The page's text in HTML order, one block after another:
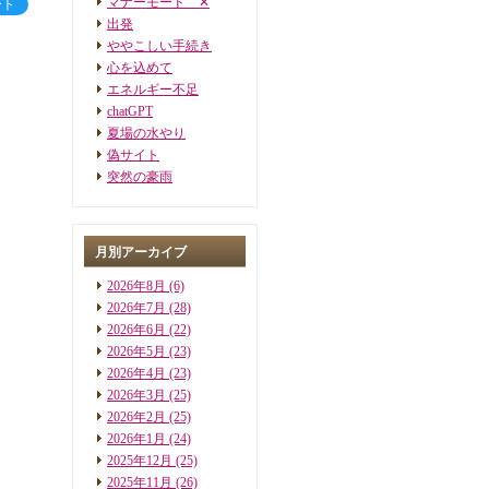
出発
ややこしい手続き
心を込めて
エネルギー不足
chatGPT
夏場の水やり
偽サイト
突然の豪雨
月別アーカイブ
2026年8月 (6)
2026年7月 (28)
2026年6月 (22)
2026年5月 (23)
2026年4月 (23)
2026年3月 (25)
2026年2月 (25)
2026年1月 (24)
2025年12月 (25)
2025年11月 (26)